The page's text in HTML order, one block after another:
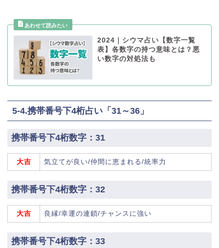
2024｜シウマ占い【数字一覧
表】各数字の持つ意味とは？悪
い数字の対処法も
5-4.携帯番号下4桁占い「31～36」
携帯番号下4桁数字：31
大吉 気立てが良い/仲間に恵まれる/統率力
携帯番号下4桁数字：32
大吉 良縁/幸運の連鎖/チャンスに強い
携帯番号下4桁数字：33